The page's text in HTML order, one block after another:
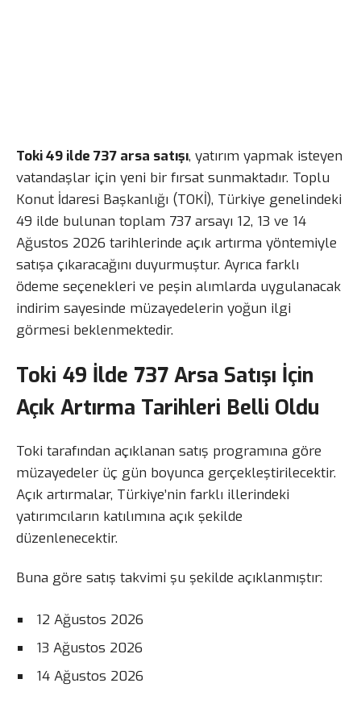
Toki 49 ilde 737 arsa satışı, yatırım yapmak isteyen
vatandaşlar için yeni bir fırsat sunmaktadır. Toplu
Konut İdaresi Başkanlığı (TOKİ), Türkiye genelindeki
49 ilde bulunan toplam 737 arsayı 12, 13 ve 14
Ağustos 2026 tarihlerinde açık artırma yöntemiyle
satışa çıkaracağını duyurmuştur. Ayrıca farklı
ödeme seçenekleri ve peşin alımlarda uygulanacak
indirim sayesinde müzayedelerin yoğun ilgi
görmesi beklenmektedir.
Toki 49 İlde 737 Arsa Satışı İçin
Açık Artırma Tarihleri Belli Oldu
Toki tarafından açıklanan satış programına göre
müzayedeler üç gün boyunca gerçekleştirilecektir.
Açık artırmalar, Türkiye’nin farklı illerindeki
yatırımcıların katılımına açık şekilde
düzenlenecektir.
Buna göre satış takvimi şu şekilde açıklanmıştır:
12 Ağustos 2026
13 Ağustos 2026
14 Ağustos 2026